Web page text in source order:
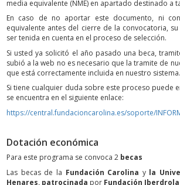
media equivalente (NME) en apartado destinado a
En caso de no aportar este documento, ni
equivalente antes del cierre de la convocatoria,
ser tenida en cuenta en el proceso de selección.
Si usted ya solicitó el año pasado una beca,
subió a la web no es necesario que la tramite de
que está correctamente incluida en nuestro sistema.
Si tiene cualquier duda sobre este proceso puede
se encuentra en el siguiente enlace:
https://central.fundacioncarolina.es/soporte/
Dotación económica
Para este programa se convoca 2 becas
Las becas de la Fundación Carolina y la
Henares, patrocinada por Fundación Iberdrola